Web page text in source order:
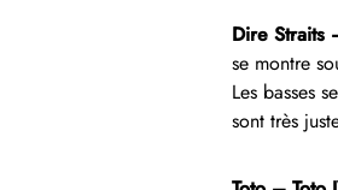
Dire Straits
se montre
Les basses
sont très